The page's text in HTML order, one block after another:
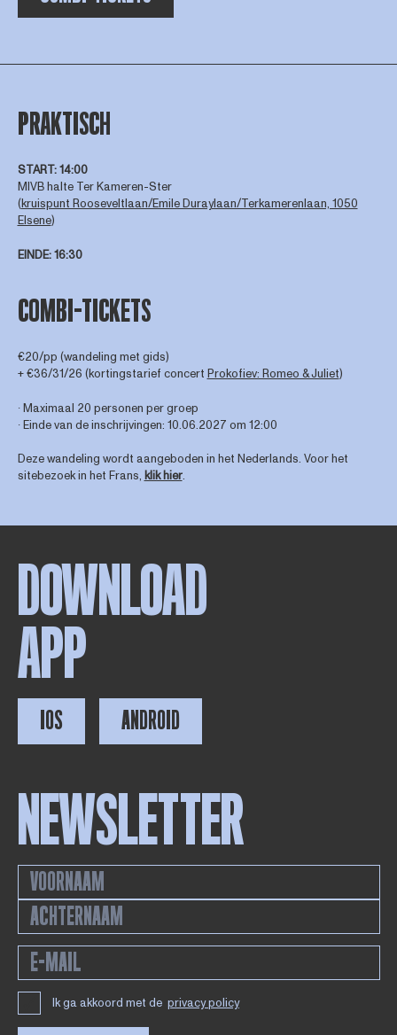
PRAKTISCH
START: 14:00
MIVB halte Ter Kameren-Ster
(kruispunt Rooseveltlaan/Emile Duraylaan/Terkamerenlaan, 1050
Elsene)
EINDE: 16:30
COMBI-TICKETS
€20/pp (wandeling met gids)
+ €36/31/26 (kortingstarief concert Prokofiev: Romeo & Juliet)
∙ Maximaal 20 personen per groep
∙ Einde van de inschrijvingen: 10.06.2027 om 12:00
Deze wandeling wordt aangeboden in het Nederlands. Voor het
sitebezoek in het Frans, klik hier.
DOWNLOAD
APP
IOS ANDROID
NEWSLETTER
Ik ga akkoord met de privacy policy